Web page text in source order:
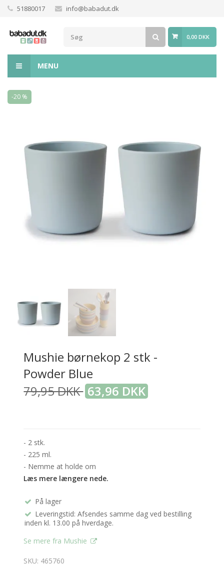
51880017 info@babadut.dk
0,00 DKK
MENU
-20 %
Mushie børnekop 2 stk -
Powder Blue
79,95 DKK 63,96 DKK
- 2 stk.
- 225 ml.
- Nemme at holde om
Læs mere længere nede.
På lager
Leveringstid: Afsendes samme dag ved bestilling
inden kl. 13.00 på hverdage.
Se mere fra Mushie
SKU: 465760